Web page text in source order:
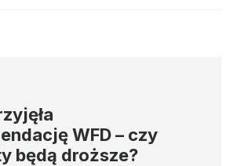
WFD – czy
będą droższe?